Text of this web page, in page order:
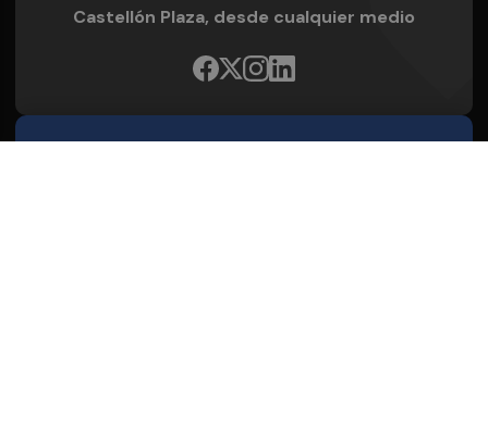
Castellón Plaza, desde cualquier medio